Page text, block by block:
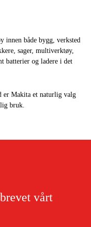
både bygg, verksted
sager, multiverktøy,
batterier og ladere i det
er Makita et naturlig valg
bruk.
vårt